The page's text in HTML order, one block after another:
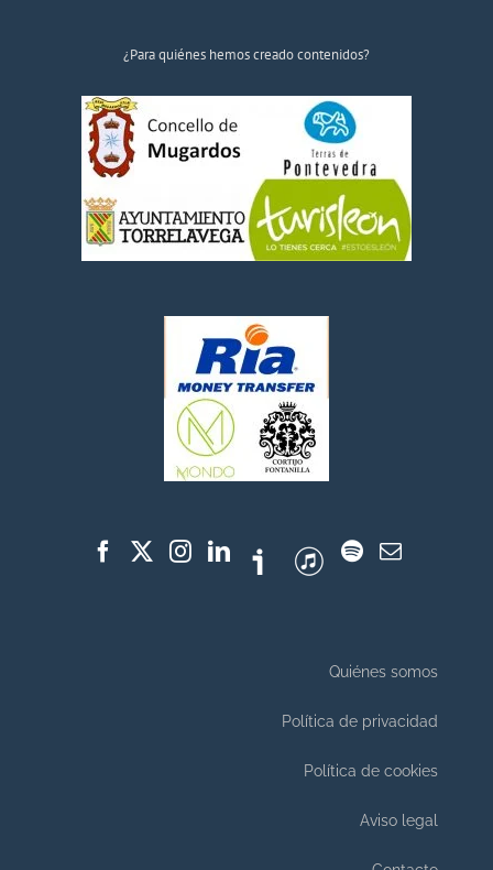
¿Para quiénes hemos creado contenidos?
Quiénes somos
Política de privacidad
Política de cookies
Aviso legal